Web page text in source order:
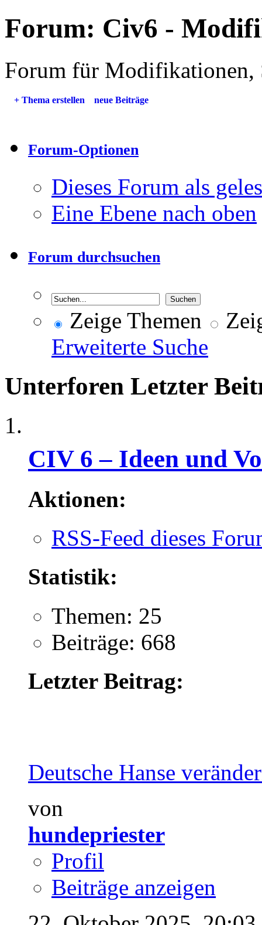
Forum: Civ6 -
Forum für Modifikationen,
+ Thema erstellen neue Beiträge
Forum-Optionen
Dieses Forum als
Eine Ebene nach oben
Forum durchsuchen
Zeige Themen
Erweiterte Suche
Unterforen Letzter
CIV 6 – Ideen und
Aktionen:
RSS-Feed dieses
Statistik:
Themen: 25
Beiträge: 668
Letzter Beitrag:
Deutsche Hanse
von
hundepriester
Profil
Beiträge anzeigen